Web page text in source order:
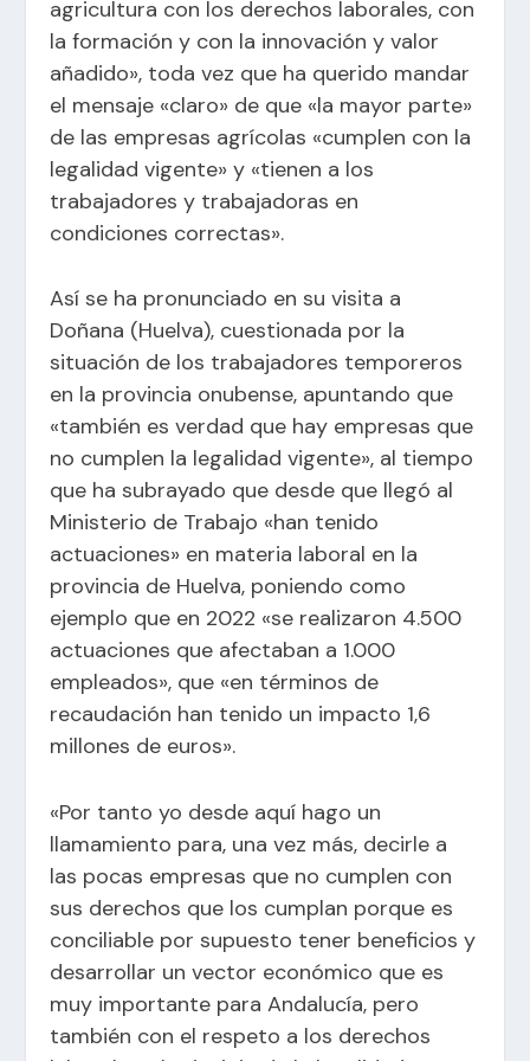
agricultura con los derechos laborales, con
la formación y con la innovación y valor
añadido», toda vez que ha querido mandar
el mensaje «claro» de que «la mayor parte»
de las empresas agrícolas «cumplen con la
legalidad vigente» y «tienen a los
trabajadores y trabajadoras en
condiciones correctas».
Así se ha pronunciado en su visita a
Doñana (Huelva), cuestionada por la
situación de los trabajadores temporeros
en la provincia onubense, apuntando que
«también es verdad que hay empresas que
no cumplen la legalidad vigente», al tiempo
que ha subrayado que desde que llegó al
Ministerio de Trabajo «han tenido
actuaciones» en materia laboral en la
provincia de Huelva, poniendo como
ejemplo que en 2022 «se realizaron 4.500
actuaciones que afectaban a 1.000
empleados», que «en términos de
recaudación han tenido un impacto 1,6
millones de euros».
«Por tanto yo desde aquí hago un
llamamiento para, una vez más, decirle a
las pocas empresas que no cumplen con
sus derechos que los cumplan porque es
conciliable por supuesto tener beneficios y
desarrollar un vector económico que es
muy importante para Andalucía, pero
también con el respeto a los derechos